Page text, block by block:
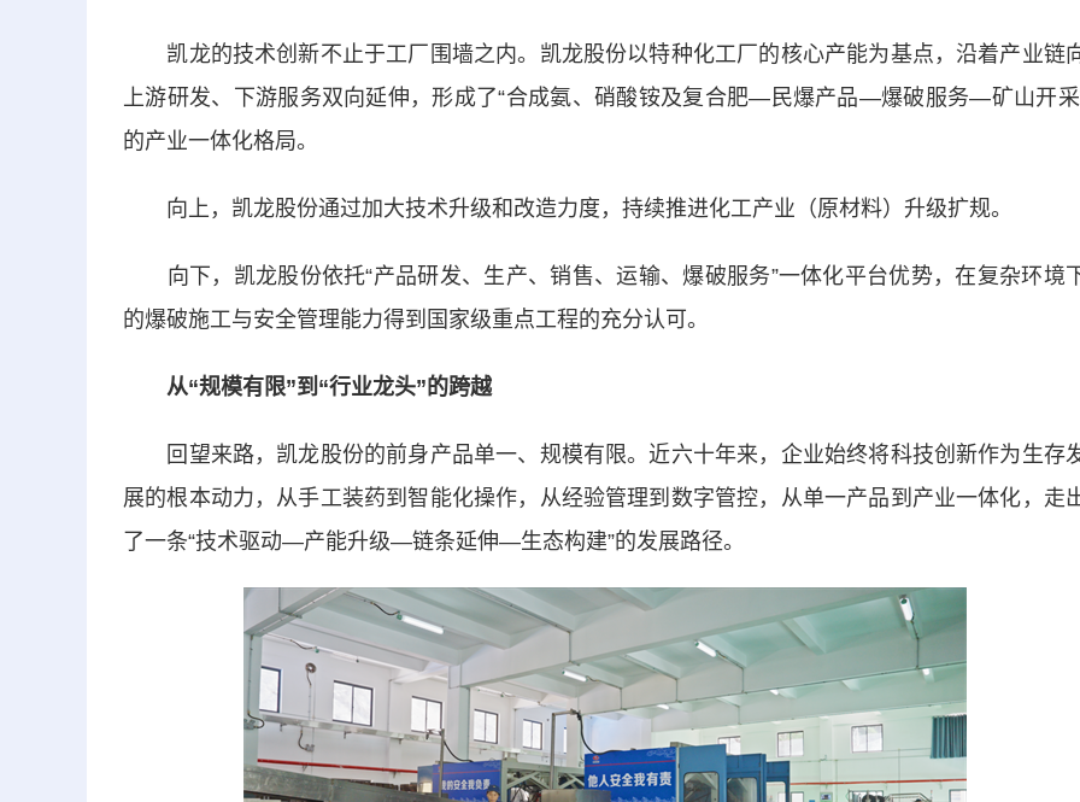
凯龙的技术创新不止于工厂围墙之内。凯龙股份以特种化工厂的核心产能为基点，沿着产业链
上游研发、下游服务双向延伸，形成了“合成氨、硝酸铵及复合肥—民爆产品—爆破服务—矿山开采
的产业一体化格局。
向上，凯龙股份通过加大技术升级和改造力度，持续推进化工产业（原材料）升级扩规。
向下，凯龙股份依托“产品研发、生产、销售、运输、爆破服务”一体化平台优势，在复杂环境
的爆破施工与安全管理能力得到国家级重点工程的充分认可。
从“规模有限”到“行业龙头”的跨越
回望来路，凯龙股份的前身产品单一、规模有限。近六十年来，企业始终将科技创新作为生存
展的根本动力，从手工装药到智能化操作，从经验管理到数字管控，从单一产品到产业一体化，走
了一条“技术驱动—产能升级—链条延伸—生态构建”的发展路径。